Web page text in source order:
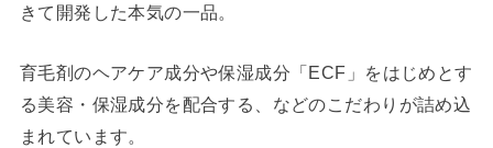
きて開発した本気の一品。
育毛剤のヘアケア成分や保湿成分「ECF」をはじめとす
る美容・保湿成分を配合する、などのこだわりが詰め込
まれています。